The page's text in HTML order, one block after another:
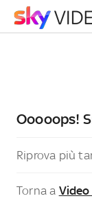
Ooooops!
Riprova più
Torna a Video